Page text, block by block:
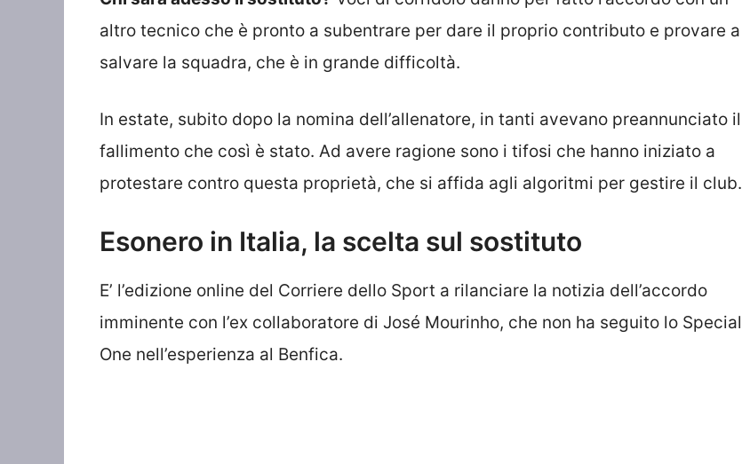
altro tecnico che è pronto a subentrare per dare il proprio contributo e provare a
salvare la squadra, che è in grande difficoltà.
In estate, subito dopo la nomina dell’allenatore, in tanti avevano preannunciato il
fallimento che così è stato. Ad avere ragione sono i tifosi che hanno iniziato a
protestare contro questa proprietà, che si affida agli algoritmi per gestire il club.
Esonero in Italia, la scelta sul sostituto
E’ l’edizione online del Corriere dello Sport a rilanciare la notizia dell’accordo
imminente con l’ex collaboratore di José Mourinho, che non ha seguito lo Special
One nell’esperienza al Benfica.